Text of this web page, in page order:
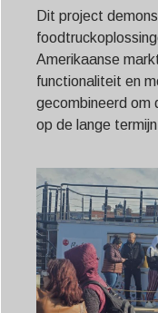
Dit project
Amerikaanse
functionaliteit en
gecombineerd om
op de lange